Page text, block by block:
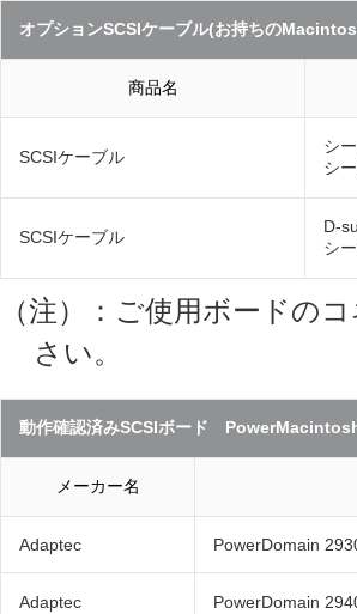
オプションSCSIケーブル(お持ちの
商品名
SCSIケーブル
シ
シ
SCSIケーブル
D-
シ
（注）：ご使用ボードの
さい。
動作確認済みSCSIボード
メーカー名
Adaptec PowerDomain
Adaptec PowerDomain